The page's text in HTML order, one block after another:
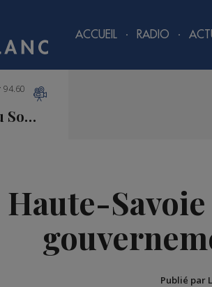
ACCUEIL RADIO
La Musique au Sommet
94.60
Haute-
Publié par